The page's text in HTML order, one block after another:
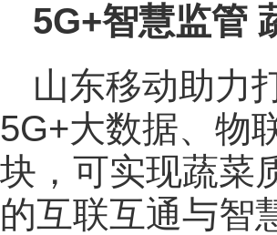
5G+智慧监管
山东移动助力
5G+大数据、物
块，可实现蔬菜
的互联互通与智